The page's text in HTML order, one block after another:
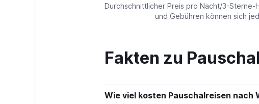
values.
Durchschnittlicher Preis pro Nacht/3-Sterne-
und Gebühren können sich
Fakten zu
Wie viel kosten Pauschalreisen nach